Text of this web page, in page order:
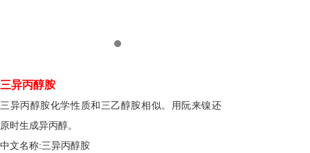
三异丙醇胺
三异丙醇胺化学性质和三乙醇胺相似。用阮来镍还
原时生成异丙醇。
中文名称:三异丙醇胺